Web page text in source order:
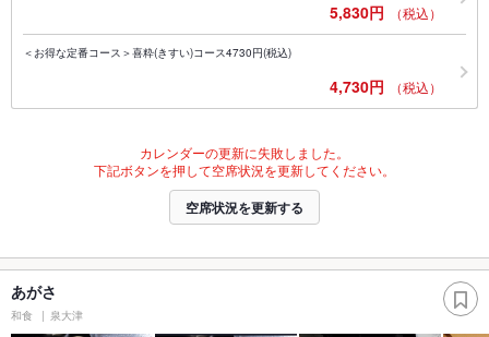
5,830円 （税込）
＜お得な定番コース＞喜粋(きすい)コース4730円(税込)
4,730円 （税込）
カレンダーの更新に失敗しました。
下記ボタンを押して空席状況を更新してください。
空席状況を更新する
あがさ
和食 泉大津